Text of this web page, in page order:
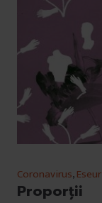
Coronavirus,
Proporții